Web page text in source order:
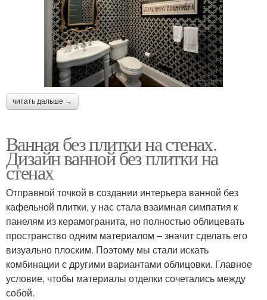
читать дальше →
Ванная без плитки на стенах.
Дизайн ванной без плитки на
стенах
Отправной точкой в создании интерьера ванной без
кафельной плитки, у нас стала взаимная симпатия к
панелям из керамогранита, но полностью облицевать
пространство одним материалом – значит сделать его
визуально плоским. Поэтому мы стали искать
комбинации с другими вариантами облицовки. Главное
условие, чтобы материалы отделки сочетались между
собой.